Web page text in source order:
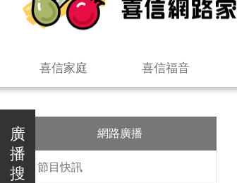
喜信家庭 喜信福音
廣
播
搜
網路廣播
節目快訊